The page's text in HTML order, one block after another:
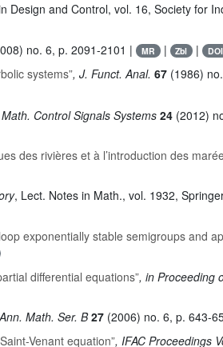
Design and Control, vol. 16, Society for
no. 6, p. 2091-2101 | MR | Zbl | DOI
systems”, J. Funct. Anal. 67 (1986)
Control Signals Systems24 (2012)
des rivières et à l’introduction des
, Lect. Notes in Math., vol. 1932,
exponentially stable semigroups and
differential equations”, in Proceeding
Math. Ser. B27 (2006) no. 6, p. 643-
Venant equation”, IFAC Proceedings